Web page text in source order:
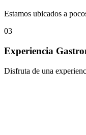
Estamos ubicados a
03
Experiencia
Disfruta de una